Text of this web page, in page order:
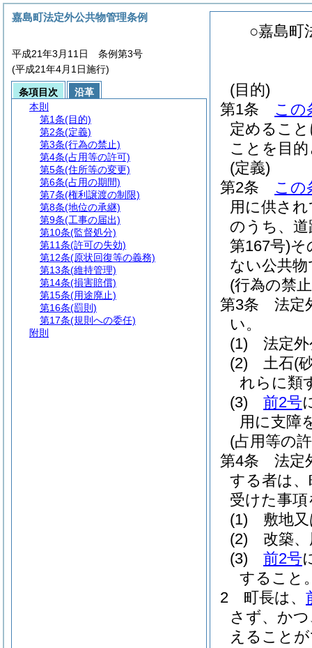
○嘉島町
(目的)
第1条
この
定めるこ
ことを目
(定義)
第2条
この
用に供さ
のうち、道
第167号)そ
ない公共
(行為の禁
第3条
法定
い。
(1)
法定
(2)
土石(
れらに類
(3)
前2号
用に支障
(占用等の
第4条
法定
する者は
受けた事
(1)
敷地
(2)
改築
(3)
前2号
すること
2
町長は、
さず、か
えること
嘉島町法定外公共物管理条例
平成21年3月11日 条例第3号
(平成21年4月1日施行)
条項目次
沿革
本則
第1条(目的)
第2条(定義)
第3条(行為の禁止)
第4条(占用等の許可)
第5条(住所等の変更)
第6条(占用の期間)
第7条(権利譲渡の制限)
第8条(地位の承継)
第9条(工事の届出)
第10条(監督処分)
第11条(許可の失効)
第12条(原状回復等の義務)
第13条(維持管理)
第14条(損害賠償)
第15条(用途廃止)
第16条(罰則)
第17条(規則への委任)
附則